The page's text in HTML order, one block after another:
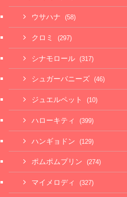
ウサハナ (58)
クロミ (297)
シナモロール (317)
シュガーバニーズ (46)
ジュエルペット (10)
ハローキティ (399)
ハンギョドン (129)
ポムポムプリン (274)
マイメロディ (327)